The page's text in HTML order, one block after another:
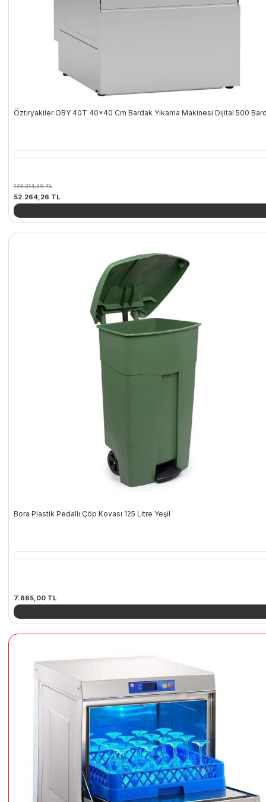
Öztiryakiler OBY 40T 40×40 Cm Bardak Yıkama Makinesi Dijital 500
174.214,20TL
Orijinal
fiyat:
174.214,20 TL.
52.264,26 TLŞu
fiyat:
Bora Plastik Pedallı Çöp Kovası 125 Litre Yeşil
7.665,00 TL